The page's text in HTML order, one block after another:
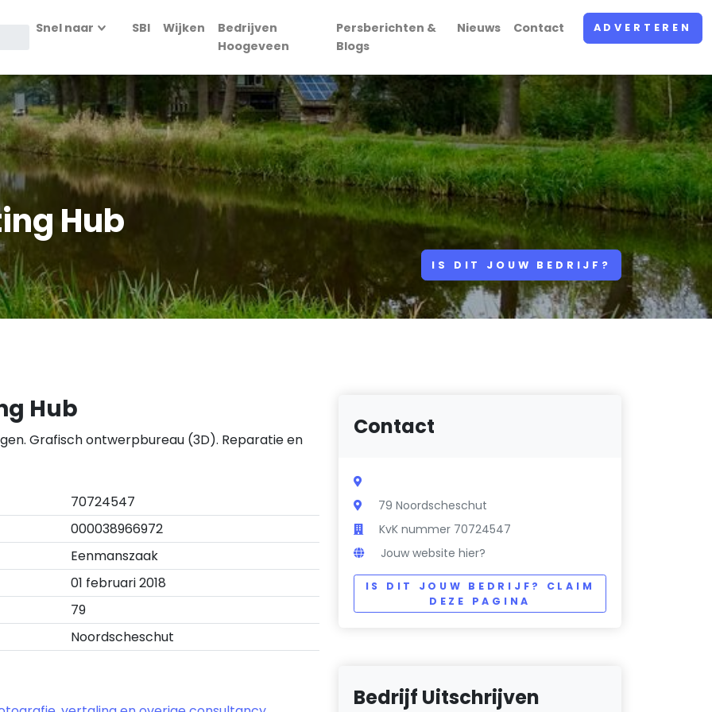
Snel naar SBI Wijken
Bedrijven
Hoogeveen
Persberichten &
Blogs
Nieuws Contact ADVERTEREN
Hub
IS DIT JOUW BEDRIJF?
Hub
Grafisch ontwerpbureau (3D). Reparatie en
70724547
000038966972
Eenmanszaak
01 februari 2018
79
Noordscheschut
Contact
79 Noordscheschut
KvK nummer 70724547
Jouw website hier?
IS DIT JOUW BEDRIJF? CLAIM
DEZE PAGINA
Bedrijf Uitschrijven